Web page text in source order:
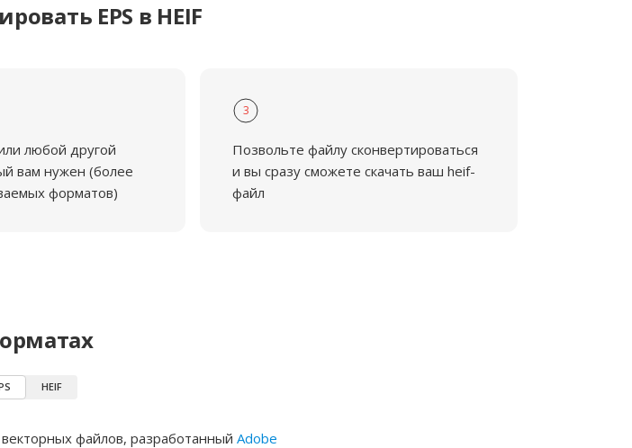
EPS в HEIF
любой другой
вам нужен (более
форматов)
3
Позвольте файлу сконвертироваться
и вы сразу сможете скачать ваш heif-
файл
HEIF
файлов, разработанный Adobe